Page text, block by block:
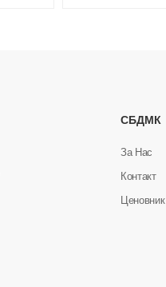
СБДМК
За Нас
Контакт
Ценовник